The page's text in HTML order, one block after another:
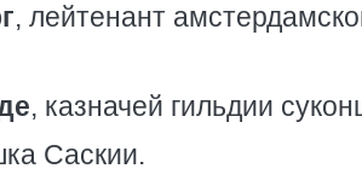
, лейтенант
, казначей гильдии
Саскии.